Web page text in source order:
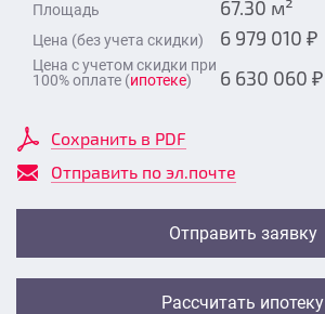
Площадь 67.30 м²
Цена (без учета скидки) 6 979 010 ₽
Цена с учетом скидки при
100% оплате (ипотеке) 6 630 060 ₽
Сохранить в PDF
Отправить по эл.почте
Отправить заявку
Рассчитать ипотеку